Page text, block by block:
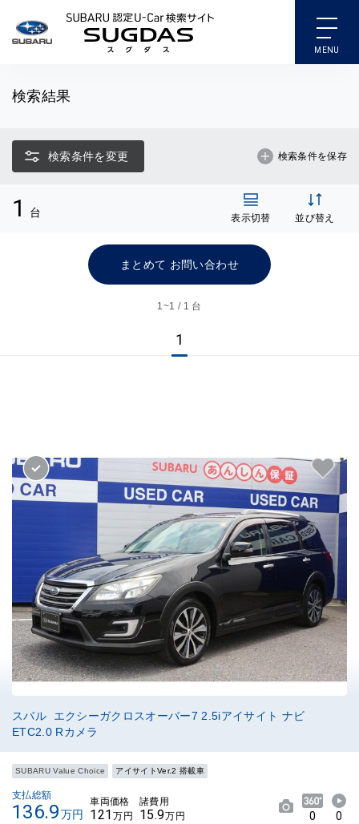
SUBARU 認定U-Car検索
検索結果
検索条件を変更 検索条件を保存
1 台 表示切替 並び替え
まとめて お問い合わせ
1~1 / 1 台
1
スバル エクシーガクロスオーバー7 2.5iアイサイト ナビ
ETC2.0 Rカメラ
SUBARU Value Choice アイサイトVer.2 搭載車
支払総額
136.9万円
車両価格
121 万円
諸費用
15.9万円 0 0